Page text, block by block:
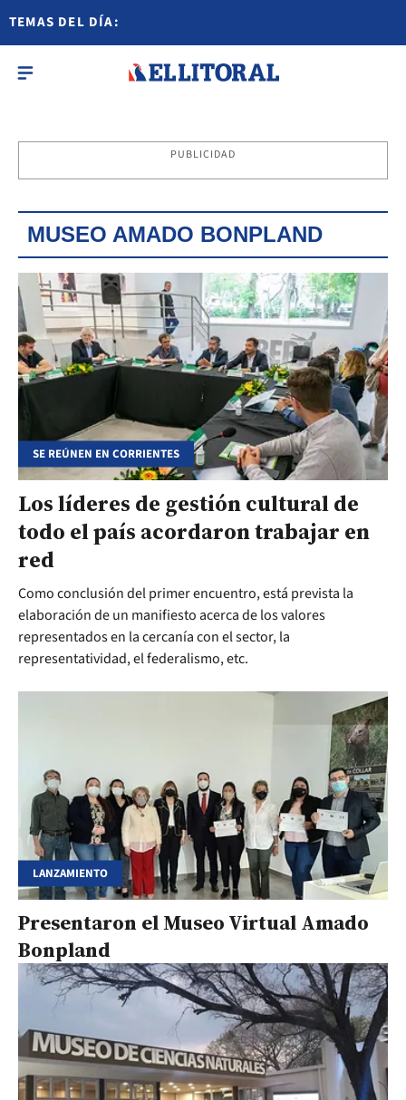
TEMAS DEL DÍA:
PUBLICIDAD
MUSEO AMADO BONPLAND
SE REÚNEN EN CORRIENTES
Los líderes de gestión cultural de
todo el país acordaron trabajar en
red
Como conclusión del primer encuentro, está prevista la
elaboración de un manifiesto acerca de los valores
representados en la cercanía con el sector, la
representatividad, el federalismo, etc.
LANZAMIENTO
Presentaron el Museo Virtual Amado
Bonpland